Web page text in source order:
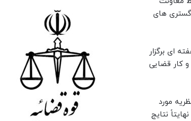
های
هفته ای برگزار
کار قضایی
مورد
نتایج